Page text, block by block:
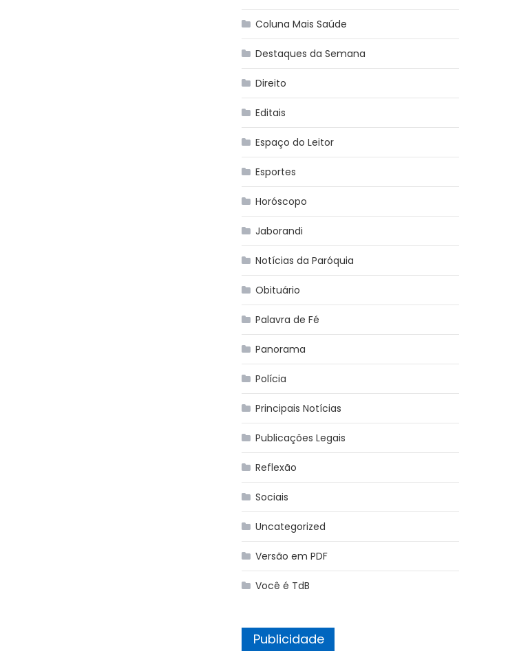
Coluna Mais Saúde
Destaques da Semana
Direito
Editais
Espaço do Leitor
Esportes
Horóscopo
Jaborandi
Notícias da Paróquia
Obituário
Palavra de Fé
Panorama
Polícia
Principais Notícias
Publicações Legais
Reflexão
Sociais
Uncategorized
Versão em PDF
Você é TdB
Publicidade